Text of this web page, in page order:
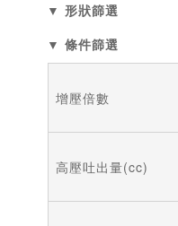
▼ 形狀篩選
▼ 條件篩選
增壓倍數
高壓吐出量(cc)